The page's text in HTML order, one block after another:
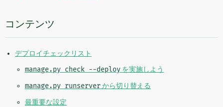
報
コンテンツ
デプロイチェックリスト
manage.py check --deploy を実施しよう
manage.py runserverから切り替える
最重要な設定